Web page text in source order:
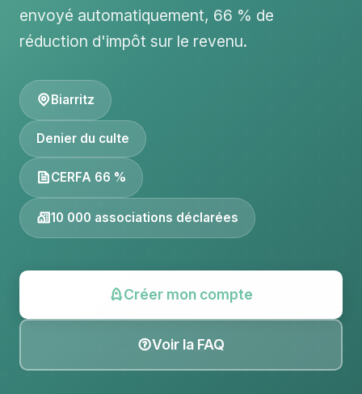
envoyé automatiquement, 66 % de
réduction d'impôt sur le revenu.
Biarritz
Denier du culte
CERFA 66 %
10 000 associations déclarées
Créer mon compte
Voir la FAQ